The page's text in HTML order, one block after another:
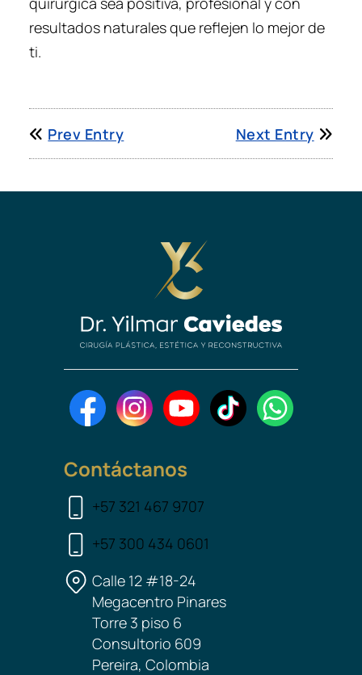
resultados naturales que reflejen lo mejor de
ti.
Prev Entry Next Entry
Contáctanos
+57 321 467 9707
+57 300 434 0601
Calle 12 #18-24
Megacentro Pinares
Torre 3 piso 6
Consultorio 609
Pereira, Colombia